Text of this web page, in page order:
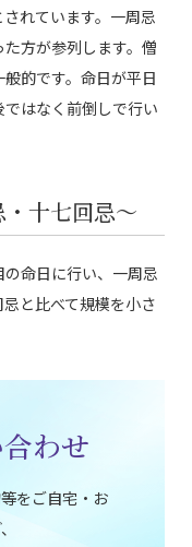
れています。一周忌
方が参列します。僧
的です。命日が平日
はなく前倒しで行い
十七回忌〜
命日に行い、一周忌
と比べて規模を小さ
わせ
をご自宅・お